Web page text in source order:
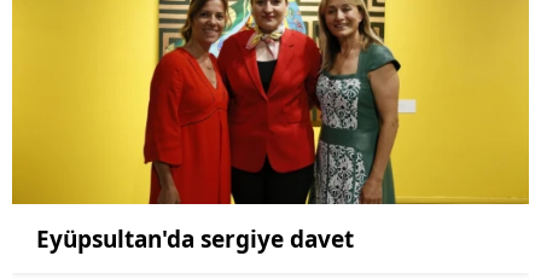
Eyüpsultan'da sergiye davet